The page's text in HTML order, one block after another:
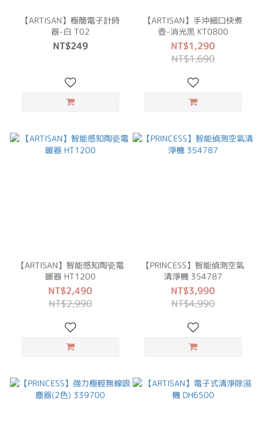
【ARTISAN】極簡電子計時
器-白 T02
NT$249
【ARTISAN】手沖細口快煮
壺-消光黑 KT0800
NT$1,290
NT$1,690
【ARTISAN】智能感知陶瓷電
暖器 HT1200
NT$2,490
NT$2,990
【PRINCESS】智能偵測空氣
清淨機 354787
NT$3,990
NT$4,990